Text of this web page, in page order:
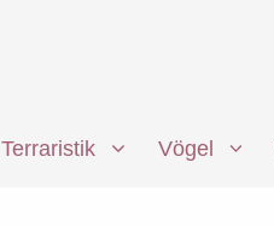
Terraristik Vögel